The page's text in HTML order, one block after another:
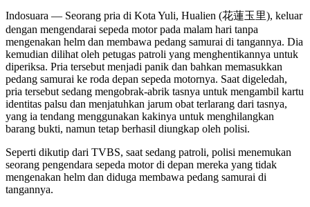
Indosuara — Seorang pria di Kota Yuli, Hualien (花蓮玉里), keluar
dengan mengendarai sepeda motor pada malam hari tanpa
mengenakan helm dan membawa pedang samurai di tangannya. Dia
kemudian dilihat oleh petugas patroli yang menghentikannya untuk
diperiksa. Pria tersebut menjadi panik dan bahkan memasukkan
pedang samurai ke roda depan sepeda motornya. Saat digeledah,
pria tersebut sedang mengobrak-abrik tasnya untuk mengambil kartu
identitas palsu dan menjatuhkan jarum obat terlarang dari tasnya,
yang ia tendang menggunakan kakinya untuk menghilangkan
barang bukti, namun tetap berhasil diungkap oleh polisi.
Seperti dikutip dari TVBS, saat sedang patroli, polisi menemukan
seorang pengendara sepeda motor di depan mereka yang tidak
mengenakan helm dan diduga membawa pedang samurai di
tangannya.